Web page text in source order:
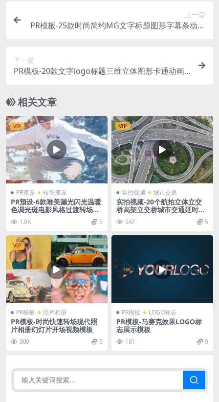
上一篇
PR模板-25款时尚简约MG文字标题图形字幕条动画
下一篇
PR模板-20款文字logo标题三维立体图形卡通动画
相关文章
VIP
PR预设 转场预设
PR预设-6款唯美漏光闪光温暖
色调光斑电影风格过渡转场预
设 1.0K 5
VIP
实拍视频 城市交通
实拍视频-20个航拍立体立交
桥高架立交桥城市交通延时城
市车流
547 5
VIP
PR模板 照片相册
PR模板-时尚快速转场现代照
片相册幻灯片开场视频模板
399 5
PR模板 LOGO标志
PR模板-马赛克效果LOGO标
志展示模板
181 0